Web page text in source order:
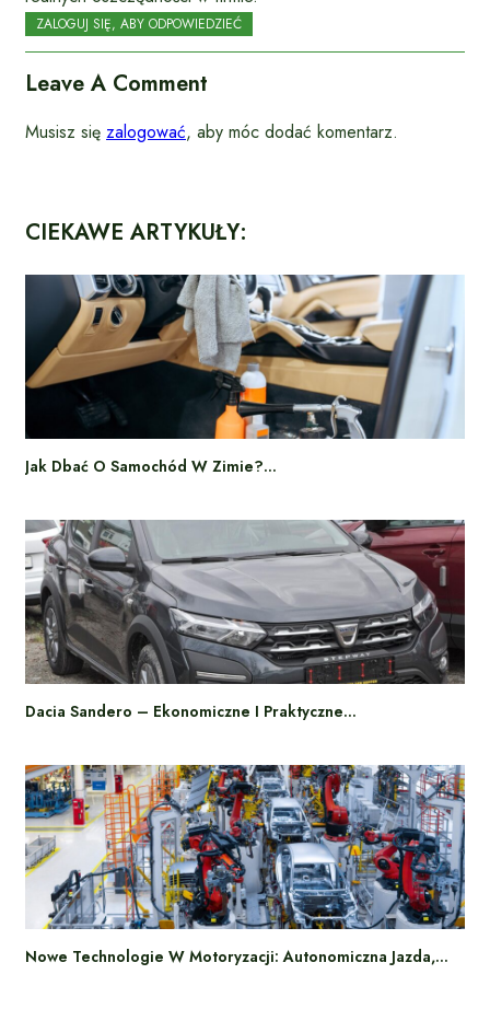
ZALOGUJ SIĘ, ABY ODPOWIEDZIEĆ
Leave A Comment
Musisz się zalogować, aby móc dodać komentarz.
CIEKAWE ARTYKUŁY:
Jak Dbać O Samochód W Zimie?…
Dacia Sandero – Ekonomiczne I Praktyczne…
Nowe Technologie W Motoryzacji: Autonomiczna Jazda,…